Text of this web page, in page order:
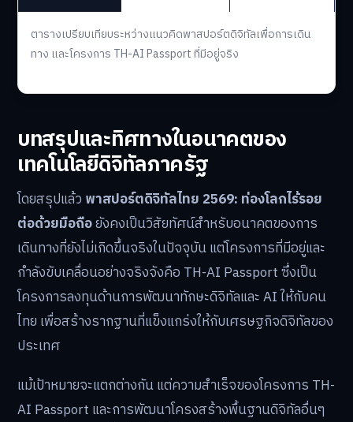
ตารางเปรียบเทียบระหว่างแนวคิดพาสปอร์ตดิจิทัลเพื่อการเดิน
ทาง และโครงการ TH-AI Passport ที่มีอยู่จริง
บทสรุปและทิศทางในอนาคตของ
เทคโนโลยีดิจิทัลภาครัฐ
โดยสรุปแล้ว พาสปอร์ตดิจิทัลไทย 2569: ท่องโลกไร้รอย
ต่อด้วยมือถือยังคงเป็นวิสัยทัศน์สำหรับอนาคตของการ
เดินทางที่ยังไม่เกิดขึ้นจริงในปัจจุบัน แต่โครงการที่มีอยู่และ
กำลังขับเคลื่อนอย่างจริงจังคือ TH-AI Passport ซึ่งเป็น
โครงการลงทุนด้านการพัฒนาทักษะดิจิทัลและ AI ให้กับคน
ไทย เพื่อสร้างรากฐานที่แข็งแกร่งให้กับเศรษฐกิจดิจิทัลของ
ประเทศ
แม้เป้าหมายจะแตกต่างกัน แต่ความสำเร็จของโครงการ TH-
AI Passport และการพัฒนาโครงสร้างพื้นฐานดิจิทัลอื่นๆ